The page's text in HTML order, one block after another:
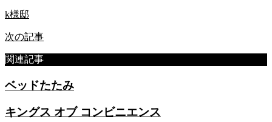
k様邸
次の記事
関連記事
ベッドたたみ
キングス オブ コンビニエンス